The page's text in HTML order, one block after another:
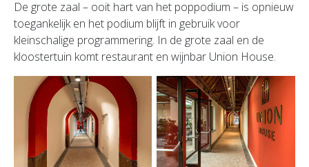
De grote zaal – ooit hart van het poppodium – is opnieuw
toegankelijk en het podium blijft in gebruik voor
kleinschalige programmering. In de grote zaal en de
kloostertuin komt restaurant en wijnbar Union House.